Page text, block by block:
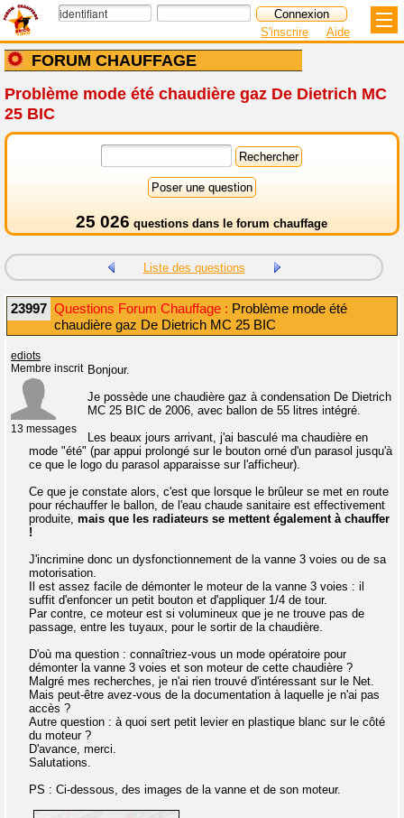
FORUM CHAUFFAGE
S'inscrire Aide
Problème mode été chaudière gaz De Dietrich MC
25 BIC
25 026 questions dans le forum chauffage
Liste des questions
23997 Questions Forum Chauffage : Problème mode été
chaudière gaz De Dietrich MC 25 BIC
ediots
Membre inscrit
13 messages
Bonjour.
Je possède une chaudière gaz à condensation De Dietrich
MC 25 BIC de 2006, avec ballon de 55 litres intégré.
Les beaux jours arrivant, j'ai basculé ma chaudière en
mode "été" (par appui prolongé sur le bouton orné d'un parasol jusqu'à
ce que le logo du parasol apparaisse sur l'afficheur).
Ce que je constate alors, c'est que lorsque le brûleur se met en route
pour réchauffer le ballon, de l'eau chaude sanitaire est effectivement
produite, mais que les radiateurs se mettent également à chauffer
!
J'incrimine donc un dysfonctionnement de la vanne 3 voies ou de sa
motorisation.
Il est assez facile de démonter le moteur de la vanne 3 voies : il
suffit d'enfoncer un petit bouton et d'appliquer 1/4 de tour.
Par contre, ce moteur est si volumineux que je ne trouve pas de
passage, entre les tuyaux, pour le sortir de la chaudière.
D'où ma question : connaîtriez-vous un mode opératoire pour
démonter la vanne 3 voies et son moteur de cette chaudière ?
Malgré mes recherches, je n'ai rien trouvé d'intéressant sur le Net.
Mais peut-être avez-vous de la documentation à laquelle je n'ai pas
accès ?
Autre question : à quoi sert petit levier en plastique blanc sur le côté
du moteur ?
D'avance, merci.
Salutations.
PS : Ci-dessous, des images de la vanne et de son moteur.